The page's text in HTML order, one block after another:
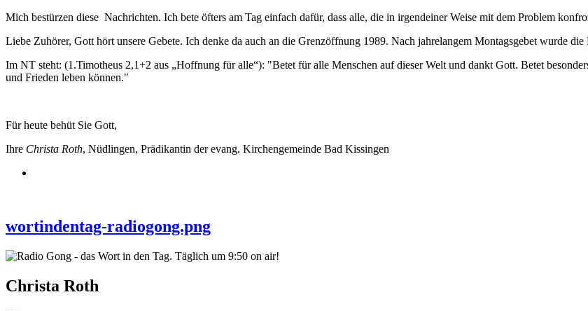
Mich bestürzen diese Nachrichten. Ich bete öfters am Tag einfach dafür, dass alle, die in irgendeiner Weise mit dem Problem
Liebe Zuhörer, Gott hört unsere Gebete. Ich denke da auch an die Grenzöffnung 1989. Nach jahrelangem Montagsgebet wurde
Im NT steht: (1.Timotheus 2,1+2 aus „Hoffnung für alle“): "Betet für alle Menschen auf dieser Welt und dankt Gott. Betet
und Frieden leben können."
Für heute behüt Sie Gott,
Ihre Christa Roth, Nüdlingen, Prädikantin der evang. Kirchengemeinde Bad Kissingen
wortindentag-radiogong.png
Christa Roth